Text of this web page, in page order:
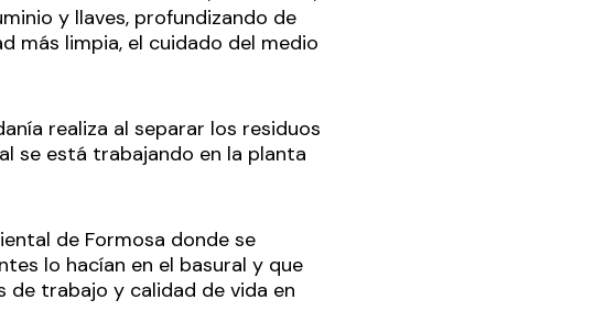
y llaves, profundizando de
más limpia, el cuidado del medio
realiza al separar los residuos
se está trabajando en la planta
de Formosa donde se
lo hacían en el basural y que
de trabajo y calidad de vida en